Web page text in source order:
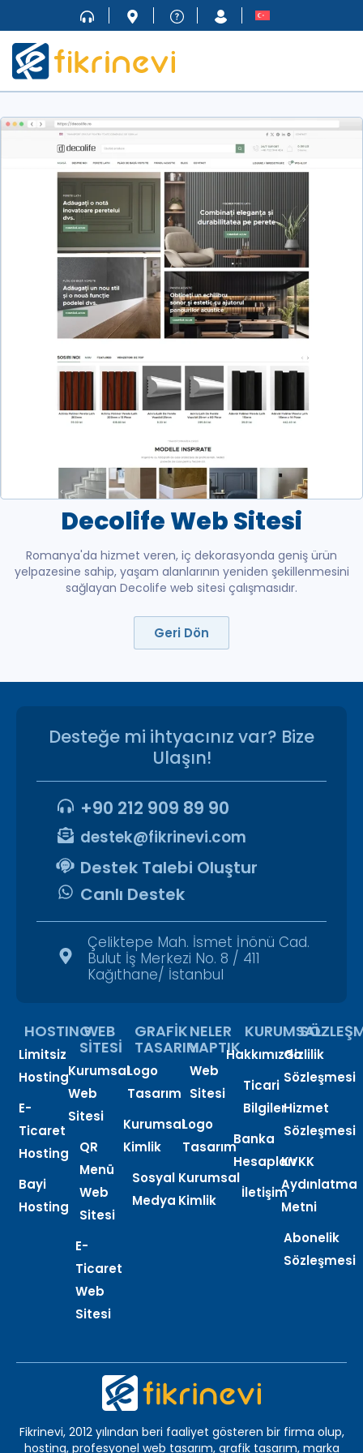
Decolife Web Sitesi
Romanya'da hizmet veren, iç dekorasyonda geniş ürün
yelpazesine sahip, yaşam alanlarının yeniden şekillenmesini
sağlayan Decolife web sitesi çalışmasıdır.
Geri Dön
Desteğe mi ihtyacınız var? Bize
Ulaşın!
+90 212 909 89 90
destek@fikrinevi.com
Destek Talebi Oluştur
Canlı Destek
Çeliktepe Mah. İsmet İnönü Cad.
Bulut İş Merkezi No. 8 / 411
Kağıthane/ İstanbul
HOSTING
Limitsiz
Hosting
E-
Ticaret
Hosting
Bayi
Hosting
WEB
SİTESİ
Kurumsal
Web
Sitesi
QR
Menü
Web
Sitesi
E-
Ticaret
Web
Sitesi
GRAFİK
TASARIM
Logo
Tasarım
Kurumsal
Kimlik
Sosyal
Medya
NELER
YAPTIK
Web
Sitesi
Logo
Tasarım
Kurumsal
Kimlik
KURUMSAL
Hakkımızda
Ticari
Bilgiler
Banka
Hesapları
İletişim
Gizlilik
Sözleşmesi
Hizmet
Sözleşmesi
KVKK
Aydınlatma
Metni
Abonelik
Sözleşmesi
Fikrinevi, 2012 yılından beri faaliyet gösteren bir firma olup,
hosting, profesyonel web tasarım, grafik tasarım, marka